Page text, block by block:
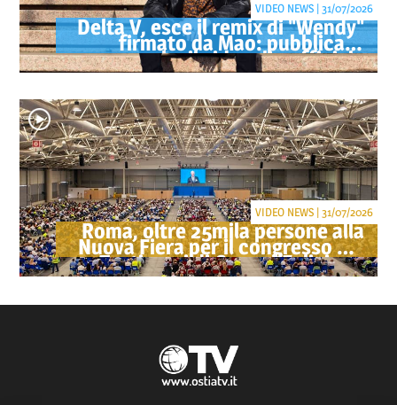
Delta V, esce il remix di "Wendy"
firmato da Mao: pubblicato
anche il videoclip ufficiale
VIDEO NEWS | 31/07/2026
Roma, oltre 25mila persone alla
Nuova Fiera per il congresso dei
Testimoni di Geova "Felici per
sempre"
VIDEO NEWS | 31/07/2026